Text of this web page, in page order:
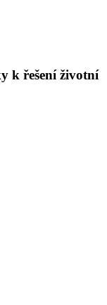
k řešení životní